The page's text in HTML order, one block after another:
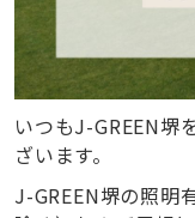
いつもJ-GREEN堺
ざいます。
J-GREEN堺の照明